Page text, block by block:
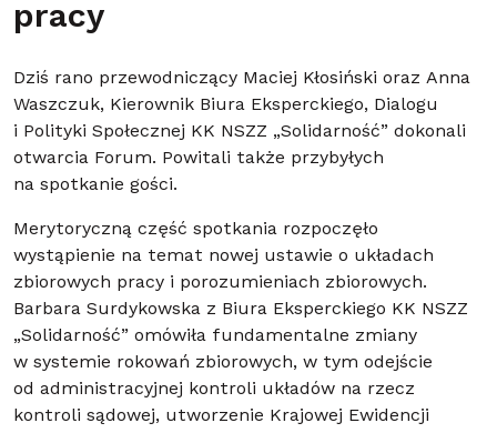
pracy
Dziś rano przewodniczący Maciej Kłosiński oraz Anna
Waszczuk, Kierownik Biura Eksperckiego, Dialogu
i Polityki Społecznej KK NSZZ „Solidarność” dokonali
otwarcia Forum. Powitali także przybyłych
na spotkanie gości.
Merytoryczną część spotkania rozpoczęło
wystąpienie na temat nowej ustawie o układach
zbiorowych pracy i porozumieniach zbiorowych.
Barbara Surdykowska z Biura Eksperckiego KK NSZZ
„Solidarność” omówiła fundamentalne zmiany
w systemie rokowań zbiorowych, w tym odejście
od administracyjnej kontroli układów na rzecz
kontroli sądowej, utworzenie Krajowej Ewidencji